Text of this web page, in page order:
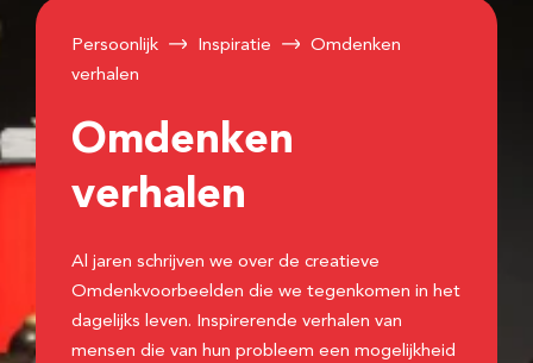
Persoonlijk Inspiratie
Omdenken
verhalen
Omdenken
verhalen
Al jaren schrijven we over de creatieve
Omdenkvoorbeelden die we tegenkomen in het
dagelijks leven. Inspirerende verhalen van
mensen die van hun probleem een mogelijkheid